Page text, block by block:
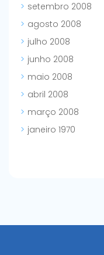
setembro 2008
agosto 2008
julho 2008
junho 2008
maio 2008
abril 2008
março 2008
janeiro 1970